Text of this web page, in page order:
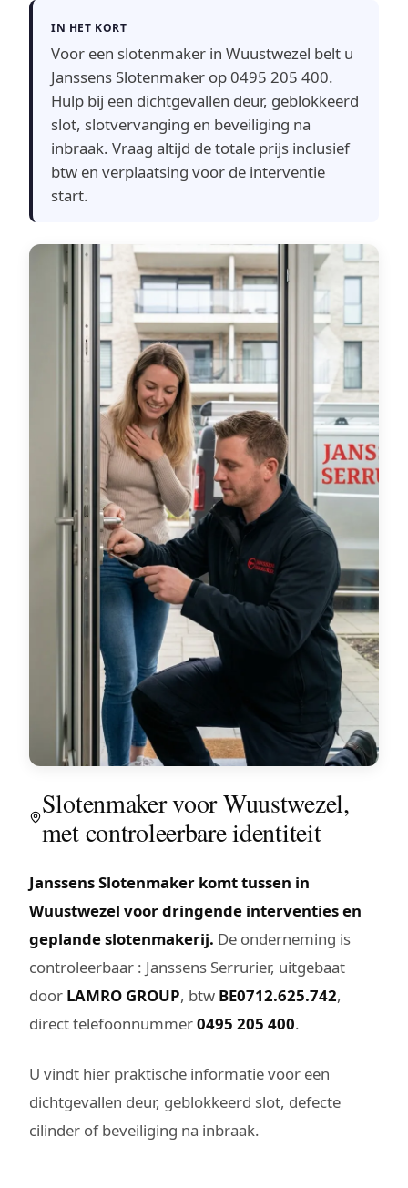
IN HET KORT
Voor een slotenmaker in Wuustwezel belt u
Janssens Slotenmaker op 0495 205 400.
Hulp bij een dichtgevallen deur, geblokkeerd
slot, slotvervanging en beveiliging na
inbraak. Vraag altijd de totale prijs inclusief
btw en verplaatsing voor de interventie
start.
Slotenmaker voor Wuustwezel,
met controleerbare identiteit
Janssens Slotenmaker komt tussen in
Wuustwezel voor dringende interventies en
geplande slotenmakerij. De onderneming is
controleerbaar : Janssens Serrurier, uitgebaat
door LAMRO GROUP, btw BE0712.625.742,
direct telefoonnummer0495 205 400.
U vindt hier praktische informatie voor een
dichtgevallen deur, geblokkeerd slot, defecte
cilinder of beveiliging na inbraak.